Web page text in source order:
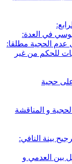
في العدة:
الحجية مطلقا:
للحكم من غير
حجية
و المناقشة
العدمي و